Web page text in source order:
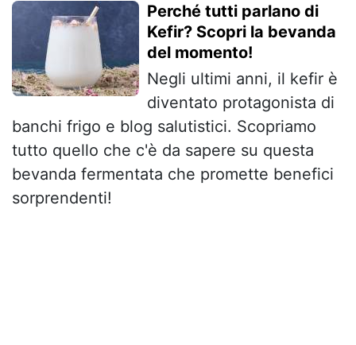
Perché tutti parlano di
Kefir? Scopri la bevanda
del momento!
Negli ultimi anni, il kefir è
diventato protagonista di
banchi frigo e blog salutistici. Scopriamo
tutto quello che c'è da sapere su questa
bevanda fermentata che promette benefici
sorprendenti!